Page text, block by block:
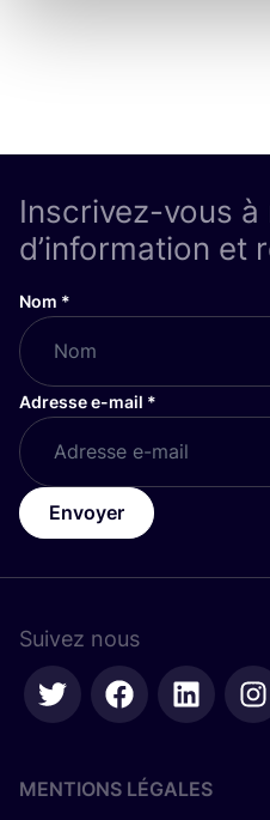
Inscrivez-vous
d’information et
Nom *
Adresse e-mail *
Envoyer
Suivez nous
MENTIONS LÉGALES